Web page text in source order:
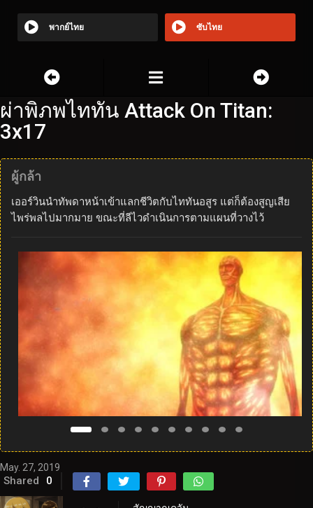
พากย์ไทย ซับไทย
ผ่าพิภพไททัน Attack On Titan:
3x17
ผู้กล้า
เออร์วินนำทัพดาหน้าเข้าแลกชีวิตกับไททันอสูร แต่ก็ต้องสูญเสีย
ไพร่พลไปมากมาย ขณะที่ลีไวดำเนินการตามแผนที่วางไว้
May. 27, 2019
Shared 0